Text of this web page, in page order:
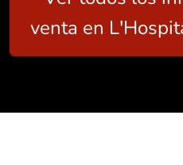
venta en